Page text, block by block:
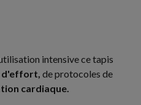
intensive ce tapis
d'effort, de protocoles de
cardiaque.